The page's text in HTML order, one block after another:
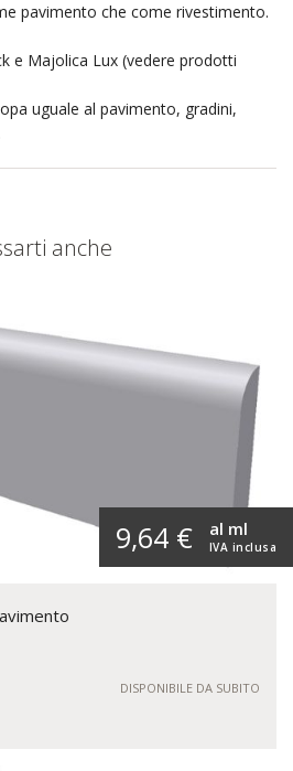
pavimento che come rivestimento.
e Majolica Lux (vedere prodotti
uguale al pavimento, gradini,
anche
9,64 € IVA inclusa
al ml
DISPONIBILE DA SUBITO